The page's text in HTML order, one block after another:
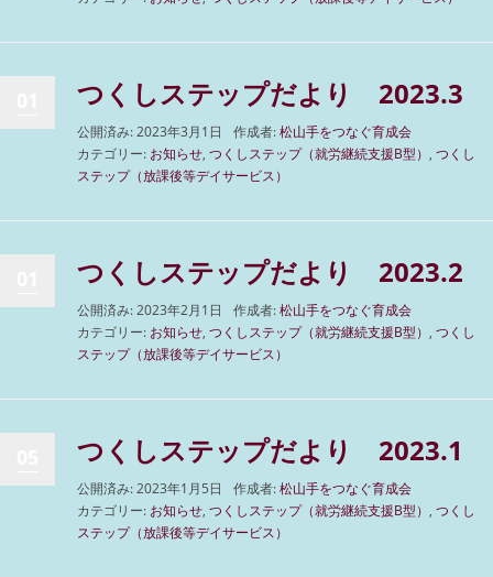
つくしステップだより 2023.3
公開済み: 2023年3月1日 作成者:松山手をつなぐ育成会
カテゴリー: お知らせ, つくしステップ（就労継続支援B型） , つくし
ステップ（放課後等デイサービス）
つくしステップだより 2023.2
公開済み: 2023年2月1日 作成者:松山手をつなぐ育成会
カテゴリー: お知らせ, つくしステップ（就労継続支援B型） , つくし
ステップ（放課後等デイサービス）
つくしステップだより 2023.1
公開済み: 2023年1月5日 作成者:松山手をつなぐ育成会
カテゴリー: お知らせ, つくしステップ（就労継続支援B型） , つくし
ステップ（放課後等デイサービス）